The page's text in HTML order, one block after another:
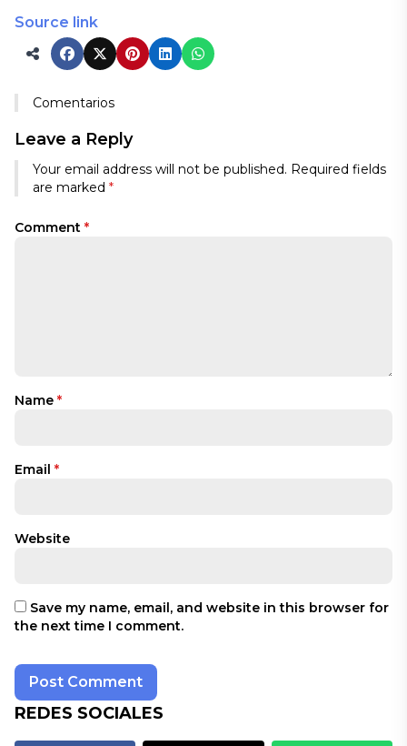
Source link
Comentarios
Leave a Reply
Your email address will not be published. Required fields
are marked *
Comment *
Name *
Email *
Website
Save my name, email, and website in this browser for
the next time I comment.
REDES SOCIALES